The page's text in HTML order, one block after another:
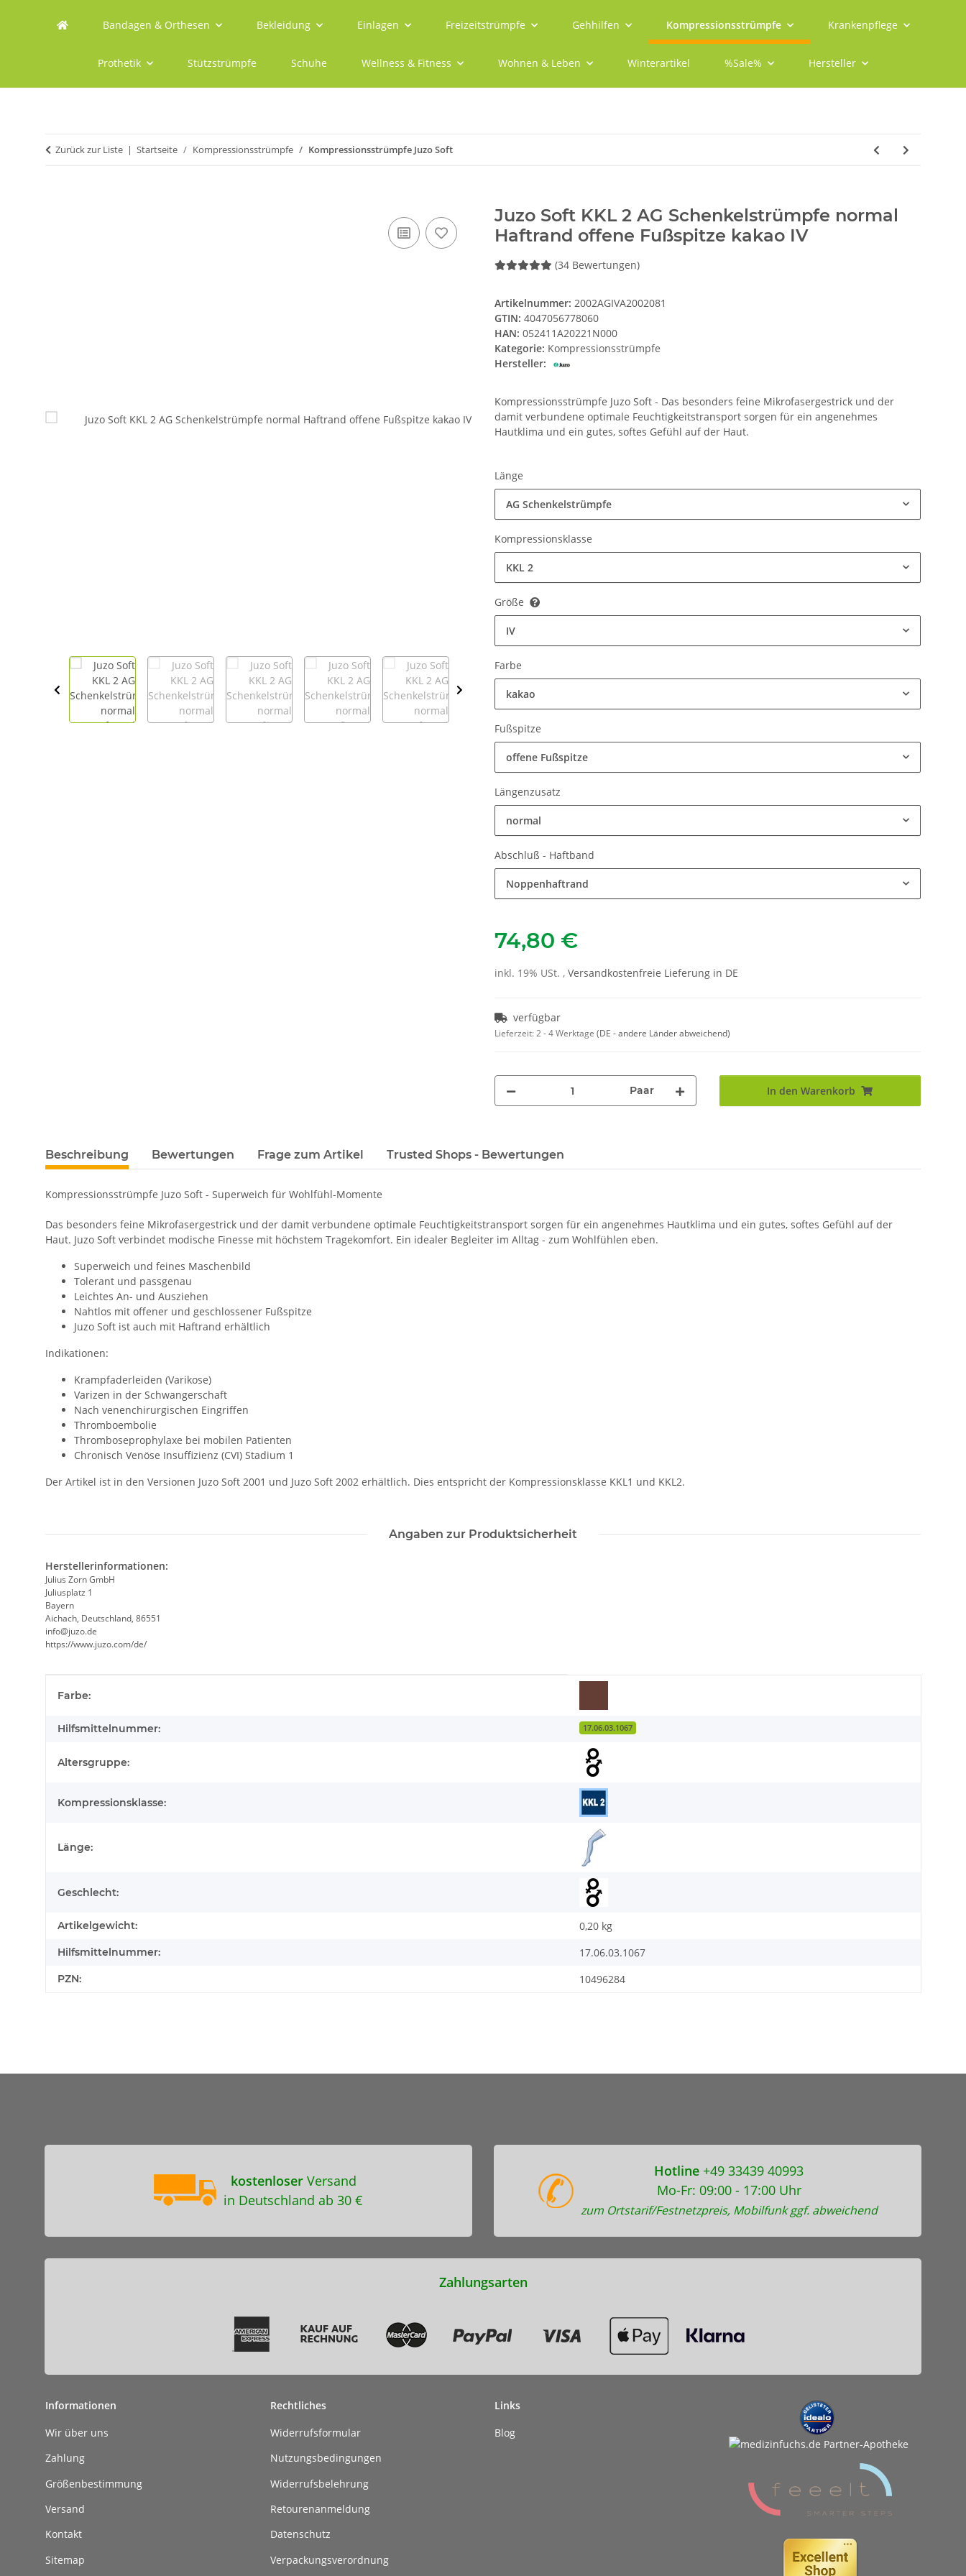
Bandagen & Orthesen Bekleidung Einlagen Freizeitstrümpfe Gehhilfen Kompressionsstrümpfe Krankenpflege
Prothetik Stützstrümpfe Schuhe Wellness & Fitness Wohnen & Leben Winterartikel %Sale% Hersteller
Zurück zur Liste Startseite Kompressionsstrümpfe Kompressionsstrümpfe Juzo Soft
Juzo Soft KKL 2 AG Schenkelstrümpfe normal
Haftrand offene Fußspitze kakao IV
(34 Bewertungen)
Artikelnummer: 2002AGIVA2002081
GTIN: 4047056778060
HAN: 052411A20221N000
Kategorie: Kompressionsstrümpfe
Hersteller:
Kompressionsstrümpfe Juzo Soft - Das besonders feine Mikrofasergestrick und der
damit verbundene optimale Feuchtigkeitstransport sorgen für ein angenehmes
Hautklima und ein gutes, softes Gefühl auf der Haut.
Länge
AG Schenkelstrümpfe
Kompressionsklasse
KKL 2
Größe
IV
Farbe
kakao
Fußspitze
offene Fußspitze
Längenzusatz
normal
Abschluß - Haftband
Noppenhaftrand
74,80 €
inkl. 19% USt. , Versandkostenfreie Lieferung in DE
verfügbar
Lieferzeit:2 - 4 Werktage (DE - andere Länder abweichend)
Paar In den Warenkorb
Beschreibung Bewertungen Frage zum Artikel Trusted Shops - Bewertungen
Kompressionsstrümpfe Juzo Soft - Superweich für Wohlfühl-Momente
Das besonders feine Mikrofasergestrick und der damit verbundene optimale Feuchtigkeitstransport sorgen für ein angenehmes Hautklima und ein gutes, softes Gefühl auf der
Haut. Juzo Soft verbindet modische Finesse mit höchstem Tragekomfort. Ein idealer Begleiter im Alltag - zum Wohlfühlen eben.
Superweich und feines Maschenbild
Tolerant und passgenau
Leichtes An- und Ausziehen
Nahtlos mit offener und geschlossener Fußspitze
Juzo Soft ist auch mit Haftrand erhältlich
Indikationen:
Krampfaderleiden (Varikose)
Varizen in der Schwangerschaft
Nach venenchirurgischen Eingriffen
Thromboembolie
Thromboseprophylaxe bei mobilen Patienten
Chronisch Venöse Insuffizienz (CVI) Stadium 1
Der Artikel ist in den Versionen Juzo Soft 2001 und Juzo Soft 2002 erhältlich. Dies entspricht der Kompressionsklasse KKL1 und KKL2.
Angaben zur Produktsicherheit
Herstellerinformationen:
Julius Zorn GmbH
Juliusplatz 1
Bayern
Aichach, Deutschland, 86551
info@juzo.de
https://www.juzo.com/de/
Farbe:
Hilfsmittelnummer: 17.06.03.1067
Altersgruppe:
Kompressionsklasse:
Länge:
Geschlecht:
Artikelgewicht: 0,20 kg
Hilfsmittelnummer: 17.06.03.1067
PZN: 10496284
kostenloserVersand
in Deutschland ab 30 €
Hotline +49 33439 40993
Mo-Fr: 09:00 - 17:00 Uhr
zum Ortstarif/Festnetzpreis, Mobilfunk ggf. abweichend
Zahlungsarten
Informationen
Wir über uns
Zahlung
Größenbestimmung
Versand
Kontakt
Sitemap
Rechtliches
Widerrufsformular
Nutzungsbedingungen
Widerrufsbelehrung
Retourenanmeldung
Datenschutz
Verpackungsverordnung
Links
Blog